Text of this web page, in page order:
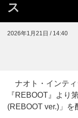
ス
2026年1月21日 / 14:40
ナオト・インティ
『REBOOT』より
(REBOOT ver.)」を